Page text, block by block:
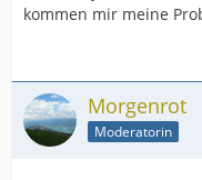
kommen mir meine
Morgenrot
Moderatorin